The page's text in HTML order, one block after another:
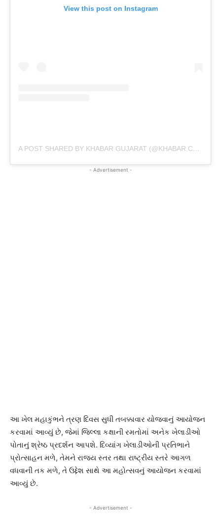
View this post on Instagram
A POST SHARED BY KHABAR GUJARAT (@KHABAR.COMMUNICATION)
- Advertisement -
આ ખેલ મહાકુંભને ત્રણ દિવસ સુધી તબક્કાવાર યોજવાનું આયોજન
કરવામાં આવ્યું છે, જેમાં જિલ્લા કક્ષાની રમતોમાં અનેક ખેલાડીઓ
પોતાનું શ્રેષ્ઠ પ્રદર્શન આપશે. દિવ્યાંગ ખેલાડીઓની પ્રતિભાને
પ્રોત્સાહન મળે, તેમને રાજ્ય સ્તર તથા રાષ્ટ્રીય સ્તરે આગળ
વધવાની તક મળે, તે ઉદ્દેશ સાથે આ મહોત્સવનું આયોજન કરવામાં
આવ્યું છે.
- Advertisement -